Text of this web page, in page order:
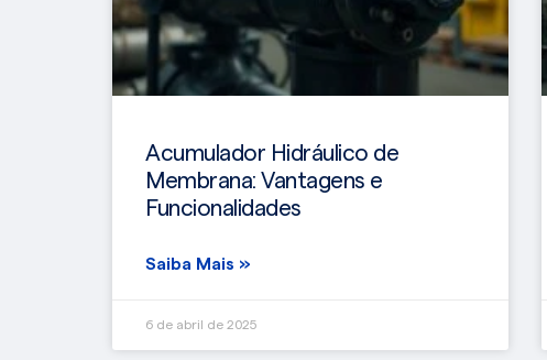
Acumulador Hidráulico de
Membrana: Vantagens e
Funcionalidades
Saiba Mais »
6 de abril de 2025